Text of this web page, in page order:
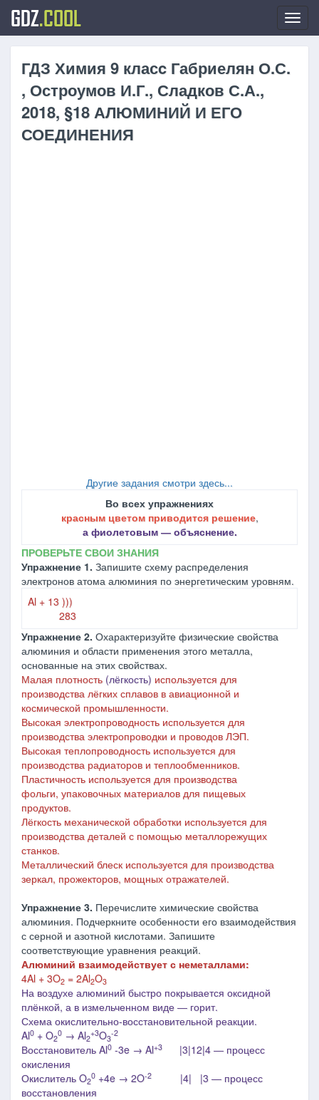
GDZ.COOL
ГДЗ Химия 9 класc Габриелян О.С.
, Остроумов И.Г., Сладков С.А.,
2018, §18 АЛЮМИНИЙ И ЕГО
СОЕДИНЕНИЯ
Другие задания смотри здесь...
Во всех упражнениях
красным цветом приводится решение,
а фиолетовым ― объяснение.
ПРОВЕРЬТЕ СВОИ ЗНАНИЯ
Упражнение 1. Запишите схему распределения
электронов атома алюминия по энергетическим уровням.
Al + 13 )))
283
Упражнение 2. Охарактеризуйте физические свойства
алюминия и области применения этого металла,
основанные на этих свойствах.
Малая плотность (лёгкость) используется для
производства лёгких сплавов в авиационной и
космической промышленности.
Высокая электропроводность используется для
производства электропроводки и проводов ЛЭП.
Высокая теплопроводность используется для
производства радиаторов и теплообменников.
Пластичность используется для производства
фольги, упаковочных материалов для пищевых
продуктов.
Лёгкость механической обработки используется для
производства деталей с помощью металлорежущих
станков.
Металлический блеск используется для производства
зеркал, прожекторов, мощных отражателей.
Упражнение 3. Перечислите химические свойства
алюминия. Подчеркните особенности его взаимодействия
с серной и азотной кислотами. Запишите
соответствующие уравнения реакций.
Алюминий взаимодействует с неметаллами:
4Al + 3O2 = 2Al2O3
На воздухе алюминий быстро покрывается оксидной
плёнкой, а в измельченном виде ― горит.
Схема окислительно-восстановительной реакции.
Al0 + O2
0 → Al2
+3O3
-2
Восстановитель Al0 -3e → Al+3
|3|12|4 ― процесс
окисления
Окислитель O2
0 +4e → 2O-2
|4| |3 ― процесс
восстановления